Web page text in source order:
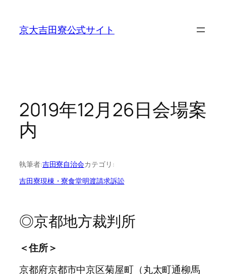
京大吉田寮公式サイト
2019年12月26日会場案
内
執筆者:吉田寮自治会カテゴリ:
吉田寮現棟・寮食堂明渡請求訴訟
◎京都地方裁判所
＜住所＞
京都府京都市中京区菊屋町（丸太町通柳馬